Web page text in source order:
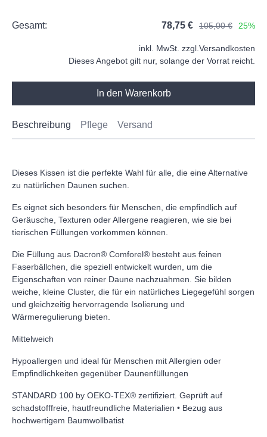
Gesamt: 78,75 € 105,00 € 25%
inkl. MwSt. zzgl.Versandkosten
Dieses Angebot gilt nur, solange der Vorrat reicht.
In den Warenkorb
Beschreibung Pflege Versand
Dieses Kissen ist die perfekte Wahl für alle, die eine Alternative
zu natürlichen Daunen suchen.
Es eignet sich besonders für Menschen, die empfindlich auf
Geräusche, Texturen oder Allergene reagieren, wie sie bei
tierischen Füllungen vorkommen können.
Die Füllung aus Dacron® Comforel® besteht aus feinen
Faserbällchen, die speziell entwickelt wurden, um die
Eigenschaften von reiner Daune nachzuahmen. Sie bilden
weiche, kleine Cluster, die für ein natürliches Liegegefühl sorgen
und gleichzeitig hervorragende Isolierung und
Wärmeregulierung bieten.
Mittelweich
Hypoallergen und ideal für Menschen mit Allergien oder
Empfindlichkeiten gegenüber Daunenfüllungen
STANDARD 100 by OEKO-TEX® zertifiziert. Geprüft auf
schadstofffreie, hautfreundliche Materialien • Bezug aus
hochwertigem Baumwollbatist